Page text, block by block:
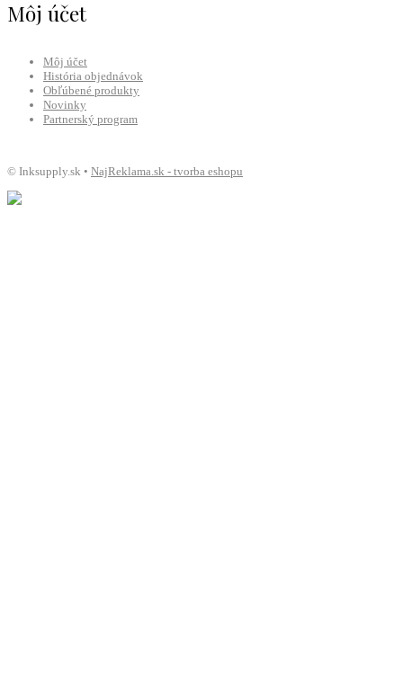
Môj účet
Môj účet
História objednávok
Obľúbené produkty
Novinky
Partnerský program
© Inksupply.sk • NajReklama.sk - tvorba eshopu